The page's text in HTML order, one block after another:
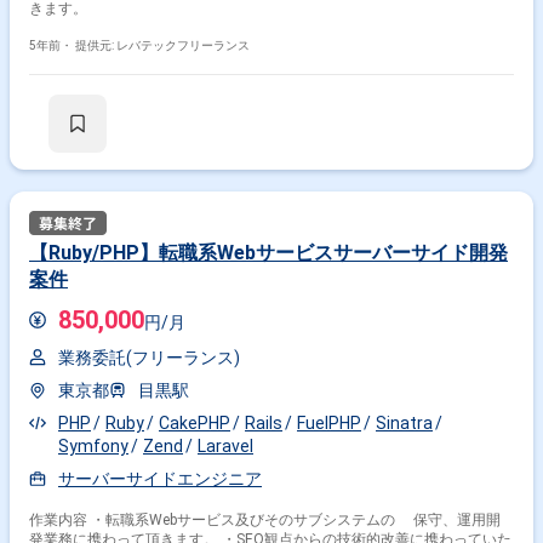
きます。
5年前・ 提供元: レバテックフリーランス
【Ruby/PHP】転職系Webサービスサーバーサイド開発
案件
850,000円/月
業務委託(フリーランス)
東京都
目黒駅
PHP
Ruby CakePHP Rails FuelPHP
Sinatra
Symfony
Zend
Laravel
サーバーサイドエンジニア
作業内容 ・転職系Webサービス及びそのサブシステムの 保守、運⽤開
発業務に携わって頂きます。 ・SEO観点からの技術的改善に携わっていた